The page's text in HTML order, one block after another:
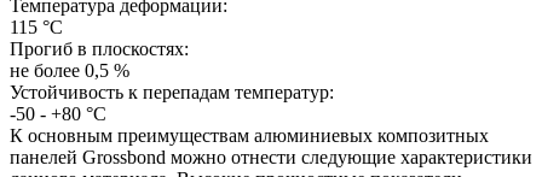
Температура деформации:
115 °C
Прогиб в плоскостях:
не более 0,5 %
Устойчивость к перепадам температур:
-50 - +80 °C
К основным преимуществам алюминиевых композитных
панелей Grossbond можно отнести следующие характеристики